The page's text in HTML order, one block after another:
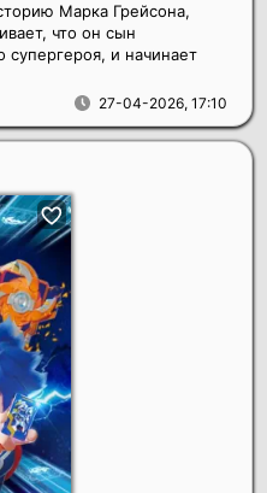
27-04-2026, 17:10
Марка Грейсона,
что он сын
супергероя, и начинает